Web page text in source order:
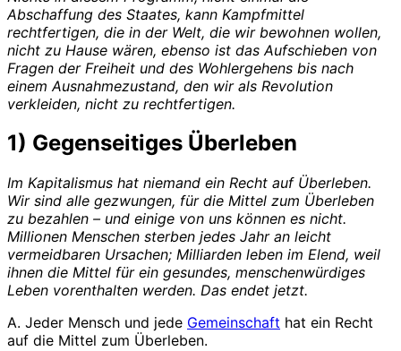
Abschaffung des Staates, kann Kampfmittel
rechtfertigen, die in der Welt, die wir bewohnen wollen,
nicht zu Hause wären, ebenso ist das Aufschieben von
Fragen der Freiheit und des Wohlergehens bis nach
einem Ausnahmezustand, den wir als Revolution
verkleiden, nicht zu rechtfertigen.
1) Gegenseitiges Überleben
Im Kapitalismus hat niemand ein Recht auf Überleben.
Wir sind alle gezwungen, für die Mittel zum Überleben
zu bezahlen – und einige von uns können es nicht.
Millionen Menschen sterben jedes Jahr an leicht
vermeidbaren Ursachen; Milliarden leben im Elend, weil
ihnen die Mittel für ein gesundes, menschenwürdiges
Leben vorenthalten werden. Das endet jetzt.
A. Jeder Mensch und jede Gemeinschaft hat ein Recht
auf die Mittel zum Überleben.